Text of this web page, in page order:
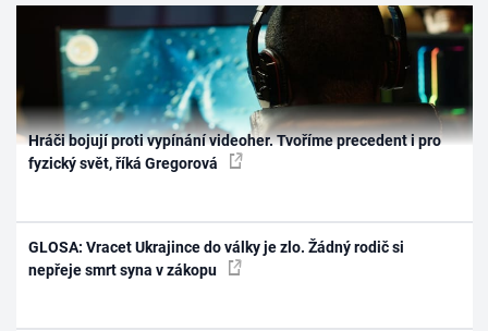
Hráči bojují proti vypínání videoher. Tvoříme precedent i pro
fyzický svět, říká Gregorová
GLOSA: Vracet Ukrajince do války je zlo. Žádný rodič si
nepřeje smrt syna v zákopu